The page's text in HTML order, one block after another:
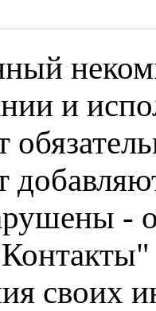
и
-
своих